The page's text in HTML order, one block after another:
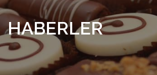
HABERLER